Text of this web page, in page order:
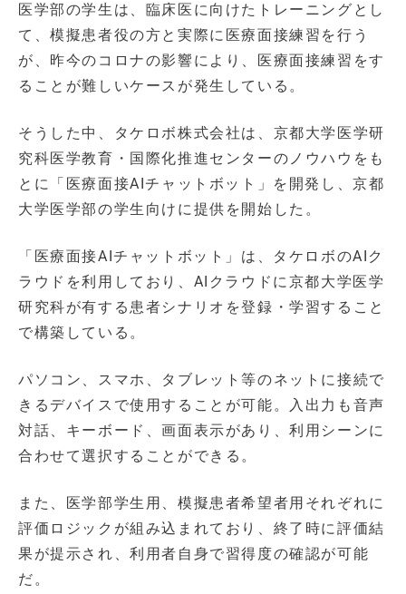
医学部の学生は、臨床医に向けたトレーニングとし
て、模擬患者役の方と実際に医療面接練習を行う
が、昨今のコロナの影響により、医療面接練習をす
ることが難しいケースが発生している。
そうした中、タケロボ株式会社は、京都大学医学研
究科医学教育・国際化推進センターのノウハウをも
とに「医療面接AIチャットボット」を開発し、京都
大学医学部の学生向けに提供を開始した。
「医療面接AIチャットボット」は、タケロボのAIク
ラウドを利用しており、AIクラウドに京都大学医学
研究科が有する患者シナリオを登録・学習すること
で構築している。
パソコン、スマホ、タブレット等のネットに接続で
きるデバイスで使用することが可能。入出力も音声
対話、キーボード、画面表示があり、利用シーンに
合わせて選択することができる。
また、医学部学生用、模擬患者希望者用それぞれに
評価ロジックが組み込まれており、終了時に評価結
果が提示され、利用者自身で習得度の確認が可能
だ。